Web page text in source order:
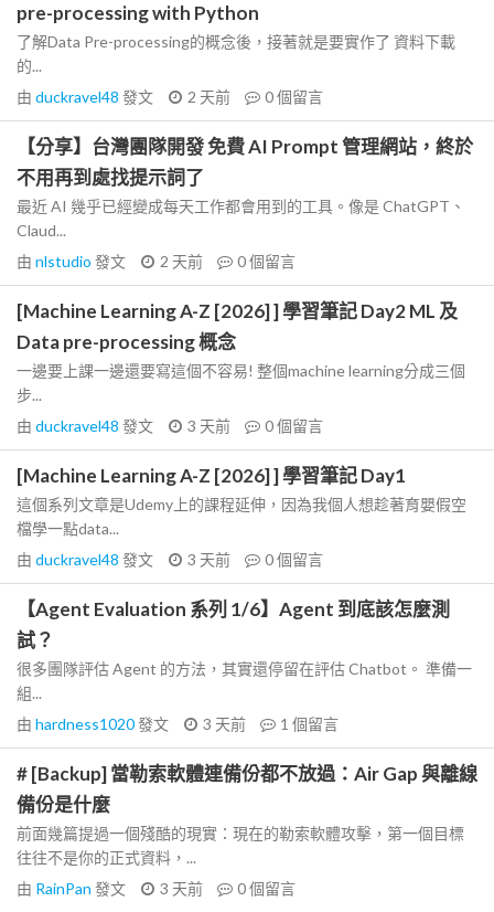
pre-processing with Python
了解Data Pre-processing的概念後，接著就是要實作了 資料下載
的...
由 duckravel48 發文 2 天前 0個留言
【分享】台灣團隊開發 免費 AI Prompt 管理網站，終於
不用再到處找提示詞了
最近 AI 幾乎已經變成每天工作都會用到的工具。像是 ChatGPT、
Claud...
由 nlstudio 發文 2 天前 0個留言
[Machine Learning A-Z [2026] ] 學習筆記 Day2 ML 及
Data pre-processing 概念
一邊要上課一邊還要寫這個不容易! 整個machine learning分成三個
步...
由 duckravel48 發文 3 天前 0個留言
[Machine Learning A-Z [2026] ] 學習筆記 Day1
這個系列文章是Udemy上的課程延伸，因為我個人想趁著育嬰假空
檔學一點data...
由 duckravel48 發文 3 天前 0個留言
【Agent Evaluation 系列 1/6】Agent 到底該怎麼測
試？
很多團隊評估 Agent 的方法，其實還停留在評估 Chatbot。 準備一
組...
由 hardness1020發文 3 天前 1 個留言
# [Backup] 當勒索軟體連備份都不放過：Air Gap 與離線
備份是什麼
前面幾篇提過一個殘酷的現實：現在的勒索軟體攻擊，第一個目標
往往不是你的正式資料，...
由 RainPan 發文 3 天前 0個留言